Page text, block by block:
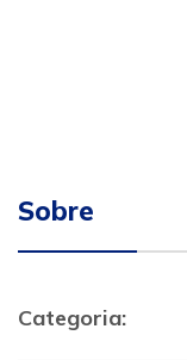
Sobre
Categoria: